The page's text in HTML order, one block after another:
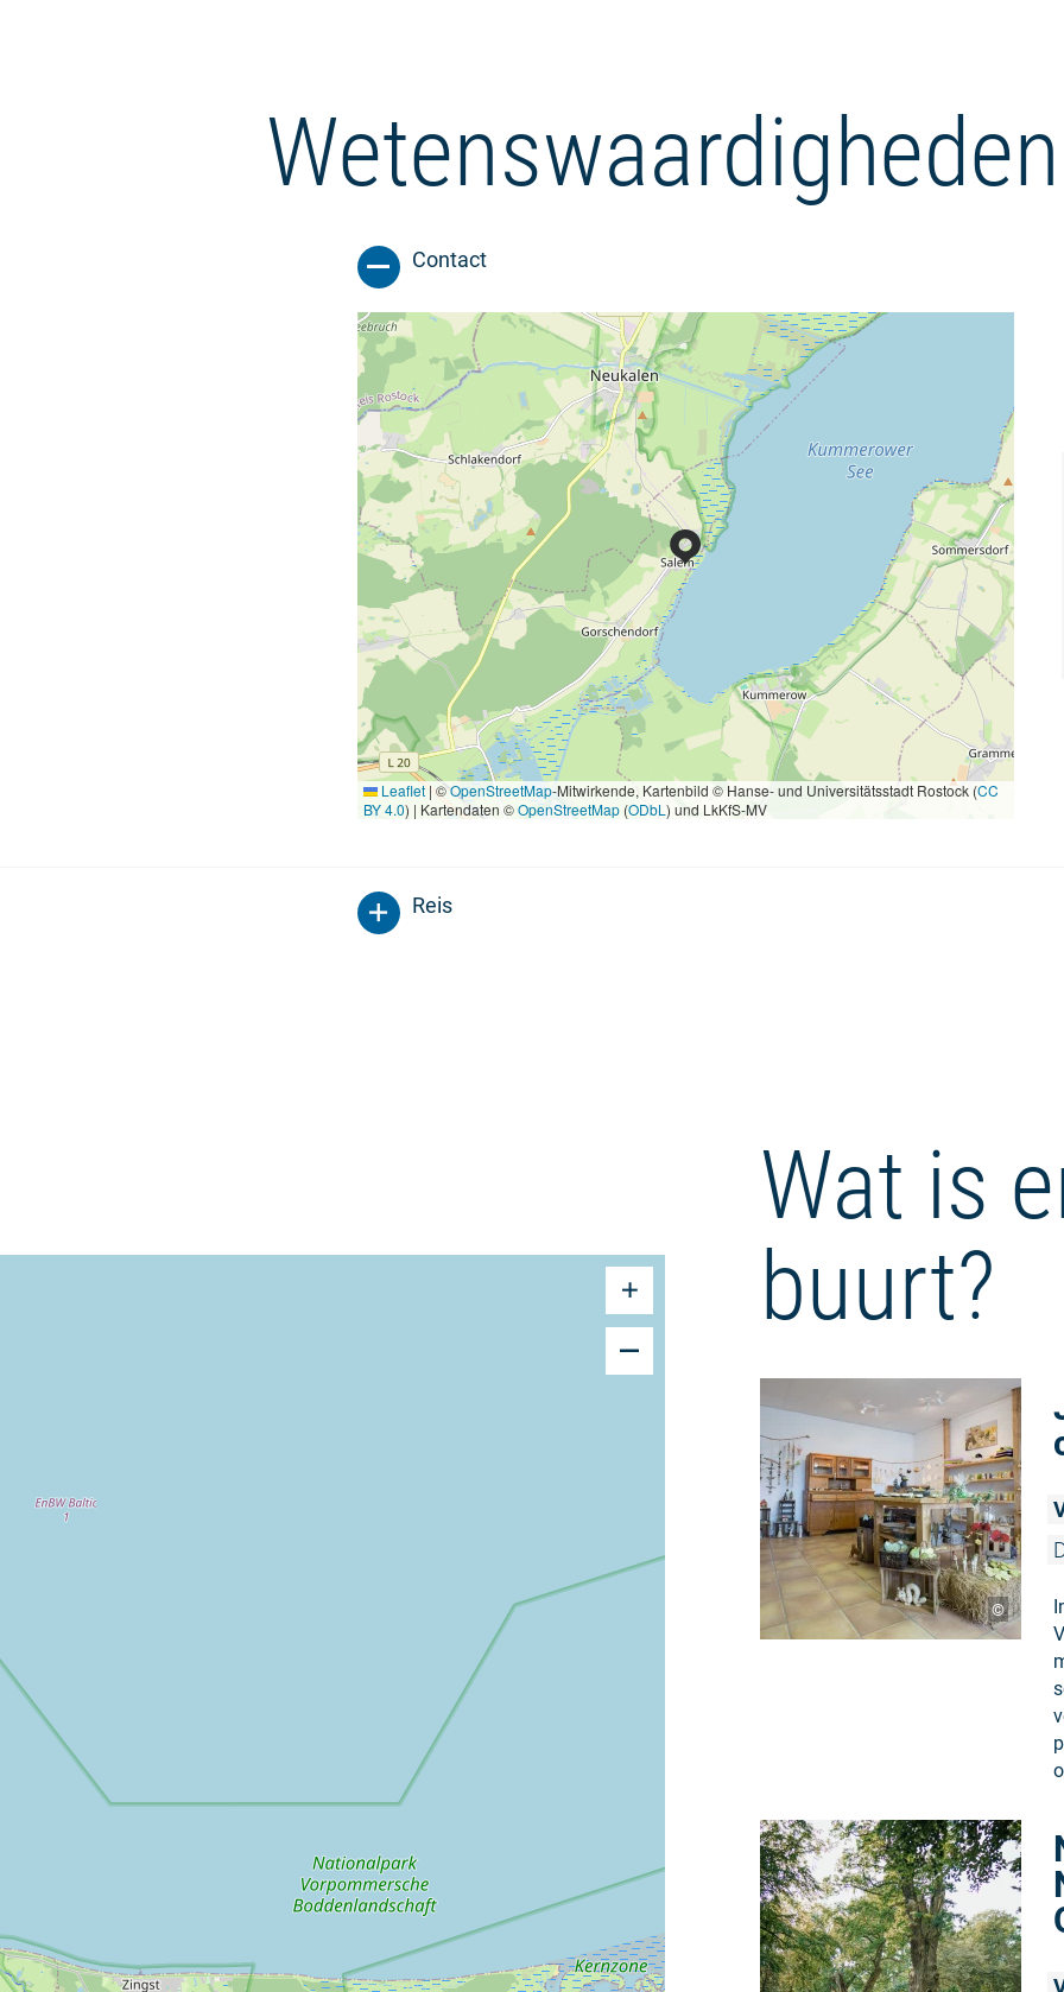
Wetenswaardigheden
Contact
Leaflet | ©OpenStreetMap-Mitwirkende, Kartenbild © Hanse- und Universitätsstadt Rostock (CC
BY 4.0) | Kartendaten ©OpenStreetMap(ODbL ) und LkKfS-MV
Reis
Wat is
buurt?
©